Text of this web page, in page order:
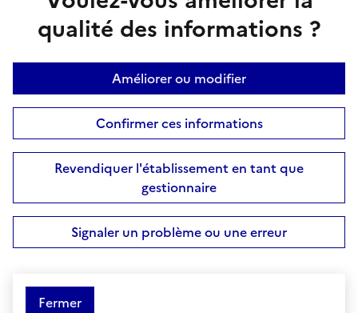
qualité des informations ?
Améliorer ou modifier
Confirmer ces informations
Revendiquer l'établissement en tant que
gestionnaire
Signaler un problème ou une erreur
Fermer